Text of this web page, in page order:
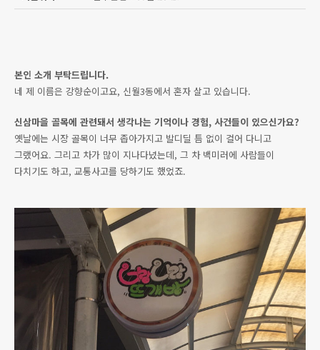
본인 소개 부탁드립니다.
네 제 이름은 강향순이고요, 신월3동에서 혼자 살고 있습니다.
신삼마을 골목에 관련돼서 생각나는 기억이나 경험, 사건들이 있으신가요?
옛날에는 시장 골목이 너무 좁아가지고 발디딜 틈 없이 걸어 다니고
그랬어요. 그리고 차가 많이 지나다녔는데, 그 차 백미러에 사람들이
다치기도 하고, 교통사고를 당하기도 했었죠.